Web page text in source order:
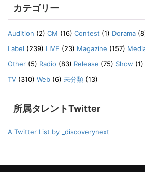
カテゴリー
Audition (2) CM (16) Contest (1) Dorama
Label (239) LIVE (23) Magazine (157)
Other (5) Radio (83) Release (75) Show (1)
TV (310) Web (6) 未分類 (13)
所属タレントTwitter
A Twitter List by _discoverynext